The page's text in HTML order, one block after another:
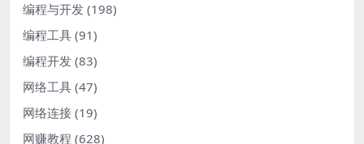
编程与开发 (198)
编程工具 (91)
编程开发 (83)
网络工具 (47)
网络连接 (19)
网赚教程 (628)